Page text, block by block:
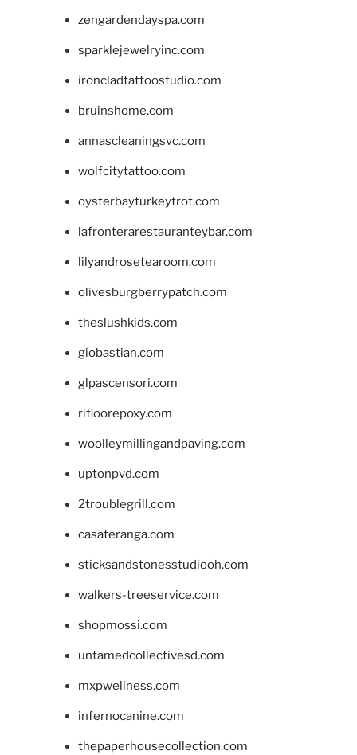
zengardendayspa.com
sparklejewelryinc.com
ironcladtattoostudio.com
bruinshome.com
annascleaningsvc.com
wolfcitytattoo.com
oysterbayturkeytrot.com
lafronterarestauranteybar.com
lilyandrosetearoom.com
olivesburgberrypatch.com
theslushkids.com
giobastian.com
glpascensori.com
rifloorepoxy.com
woolleymillingandpaving.com
uptonpvd.com
2troublegrill.com
casateranga.com
sticksandstonesstudiooh.com
walkers-treeservice.com
shopmossi.com
untamedcollectivesd.com
mxpwellness.com
infernocanine.com
thepaperhousecollection.com